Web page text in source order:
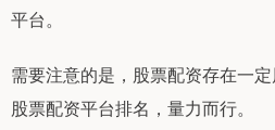
平台。
需要注意的是，股票配资存在一
股票配资平台排名，量力而行。